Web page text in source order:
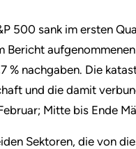
500 sank im ersten
Bericht
% nachgaben. Die
und die damit
Mitte bis Ende
Sektoren, die von